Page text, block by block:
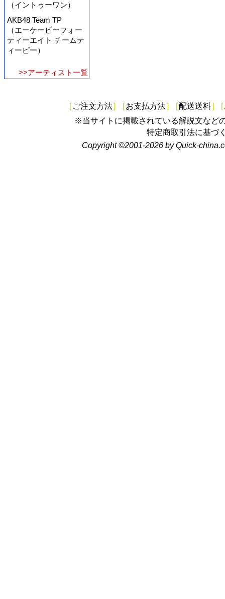
（イントゥーワン）
AKB48 Team TP
（エーケービーフォー
ティーエイト チームテ
ィーピー）
>>アーティスト一覧
[ ご注文方法] [お支払方法] [配送送料] [
※当サイトに掲載されている解説文など
特定商取引法に基づ
Copyright ©2001-2026 by Quick-